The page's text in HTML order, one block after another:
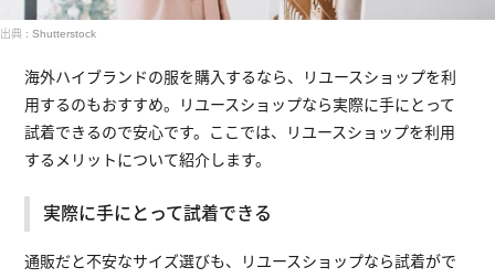
出典 : Shutterstock
海外ハイブランドの服を購入するなら、リユースショップを利
用するのもおすすめ。リユースショップなら実際に手にとって
試着できるので安心です。ここでは、リユースショップを利用
するメリットについて紹介します。
実際に手にとって試着できる
通販だと不安なサイズ選びも、リユースショップなら試着がで